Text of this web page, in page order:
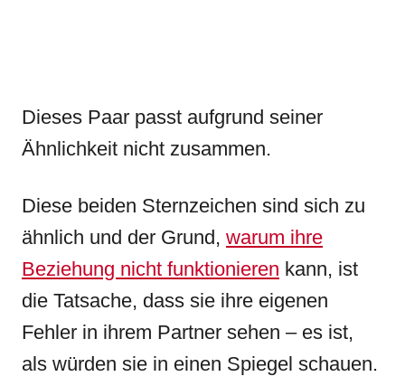
Dieses Paar passt aufgrund seiner
Ähnlichkeit nicht zusammen.
Diese beiden Sternzeichen sind sich zu
ähnlich und der Grund, warum ihre
Beziehung nicht funktionieren kann, ist
die Tatsache, dass sie ihre eigenen
Fehler in ihrem Partner sehen – es ist,
als würden sie in einen Spiegel schauen.